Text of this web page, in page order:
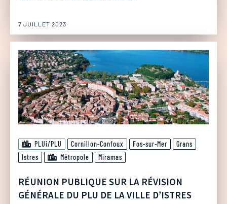
7 JUILLET 2023
PLUi/PLU Cornillon-Confoux Fos-sur-Mer
Grans
Istres
Métropole Miramas
RÉUNION PUBLIQUE SUR LA RÉVISION
GÉNÉRALE DU PLU DE LA VILLE D’ISTRES